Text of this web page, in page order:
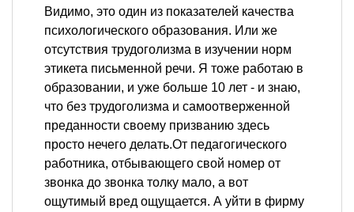
Видимо, это один из показателей качества
психологического образования. Или же
отсутствия трудоголизма в изучении норм
этикета письменной речи. Я тоже работаю в
образовании, и уже больше 10 лет - и знаю,
что без трудоголизма и самоотверженной
преданности своему призванию здесь
просто нечего делать.От педагогического
работника, отбывающего свой номер от
звонка до звонка толку мало, а вот
ощутимый вред ощущается. А уйти в фирму